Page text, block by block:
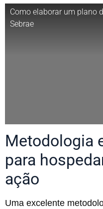
Como elaborar um plano
Sebrae
Metodologia
para
ação
Uma excelente